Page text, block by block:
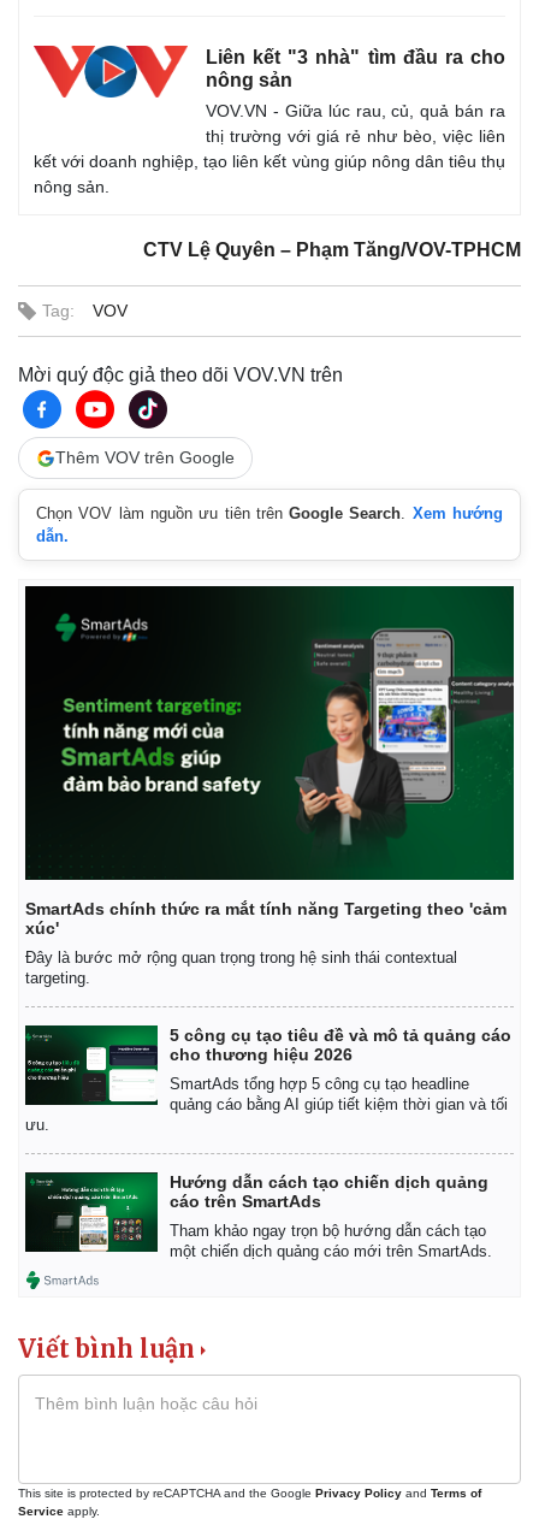
Bất động sản
Khởi nghiệp
Thị trường
Tiêu dùng
Chứng khoán
Liên kết "3 nhà" tìm đầu ra cho
nông sản
VOV.VN - Giữa lúc rau, củ, quả bán ra
thị trường với giá rẻ như bèo, việc liên
kết với doanh nghiệp, tạo liên kết vùng giúp nông dân tiêu thụ
nông sản.
CTV Lệ Quyên – Phạm Tăng/VOV-TPHCM
Tag: VOV
Mời quý độc giả theo dõi VOV.VN trên
Thêm VOV trên Google
Chọn VOV làm nguồn ưu tiên trênGoogle Search. Xem hướng
dẫn.
SmartAds chính thức ra mắt tính năng Targeting theo 'cảm
xúc'
Đây là bước mở rộng quan trọng trong hệ sinh thái contextual
targeting.
5 công cụ tạo tiêu đề và mô tả quảng cáo
cho thương hiệu 2026
SmartAds tổng hợp 5 công cụ tạo headline
quảng cáo bằng AI giúp tiết kiệm thời gian và tối
ưu.
Hướng dẫn cách tạo chiến dịch quảng
cáo trên SmartAds
Tham khảo ngay trọn bộ hướng dẫn cách tạo
một chiến dịch quảng cáo mới trên SmartAds.
Viết bình luận
This site is protected by reCAPTCHA and the Google Privacy Policy and Terms of
Service apply.